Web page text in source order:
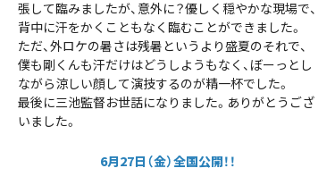
張して臨みましたが、意外に？優しく穏やかな現場で、
背中に汗をかくこともなく臨むことができました。
ただ、外ロケの暑さは残暑というより盛夏のそれで、
僕も剛くんも汗だけはどうしようもなく、ぼーっとし
ながら涼しい顔して演技するのが精一杯でした。
最後に三池監督お世話になりました。ありがとうござ
いました。
6月27日（金）全国公開！！